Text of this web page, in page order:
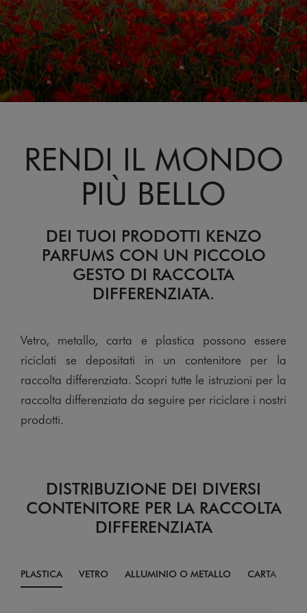
RENDI IL MONDO
PIÙ BELLO
DEI TUOI PRODOTTI KENZO
PARFUMS CON UN PICCOLO
GESTO DI RACCOLTA
DIFFERENZIATA.
Vetro, metallo, carta e plastica possono essere
riciclati se depositati in un contenitore per la
raccolta differenziata. Scopri tutte le istruzioni per la
raccolta differenziata da seguire per riciclare i nostri
prodotti.
DISTRIBUZIONE DEI DIVERSI
CONTENITORE PER LA RACCOLTA
DIFFERENZIATA
PLASTICA VETRO ALLUMINIO O METALLO CARTA